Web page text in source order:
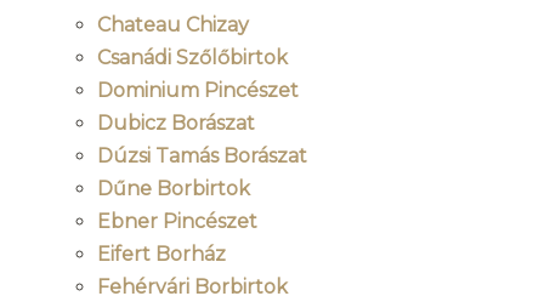
Chateau Chizay
Csanádi Szőlőbirtok
Dominium Pincészet
Dubicz Borászat
Dúzsi Tamás Borászat
Dűne Borbirtok
Ebner Pincészet
Eifert Borház
Fehérvári Borbirtok